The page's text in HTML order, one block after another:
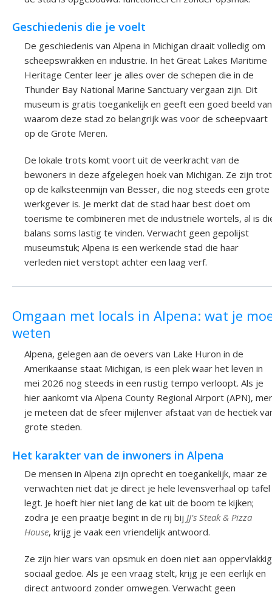
Geschiedenis die je voelt
De geschiedenis van Alpena in Michigan draait volledig om
scheepswrakken en industrie. In het Great Lakes Maritime
Heritage Center leer je alles over de schepen die in de
Thunder Bay National Marine Sanctuary vergaan zijn. Dit
museum is gratis toegankelijk en geeft een goed beeld van
waarom deze stad zo belangrijk was voor de scheepvaart
op de Grote Meren.
De lokale trots komt voort uit de veerkracht van de
bewoners in deze afgelegen hoek van Michigan. Ze zijn
op de kalksteenmijn van Besser, die nog steeds een grote
werkgever is. Je merkt dat de stad haar best doet om
toerisme te combineren met de industriële wortels, al is
balans soms lastig te vinden. Verwacht geen gepolijst
museumstuk; Alpena is een werkende stad die haar
verleden niet verstopt achter een laag verf.
Omgaan met locals in Alpena: wat je
weten
Alpena, gelegen aan de oevers van Lake Huron in de
Amerikaanse staat Michigan, is een plek waar het leven in
mei 2026 nog steeds in een rustig tempo verloopt. Als je
hier aankomt via Alpena County Regional Airport (APN),
je meteen dat de sfeer mijlenver afstaat van de hectiek
grote steden.
Het karakter van de inwoners in Alpena
De mensen in Alpena zijn oprecht en toegankelijk, maar ze
verwachten niet dat je direct je hele levensverhaal op tafel
legt. Je hoeft hier niet lang de kat uit de boom te kijken;
zodra je een praatje begint in de rij bij JJ’s Steak & Pizza
House, krijg je vaak een vriendelijk antwoord.
Ze zijn hier wars van opsmuk en doen niet aan oppervlakkig
sociaal gedoe. Als je een vraag stelt, krijg je een eerlijk en
direct antwoord zonder omwegen. Verwacht geen